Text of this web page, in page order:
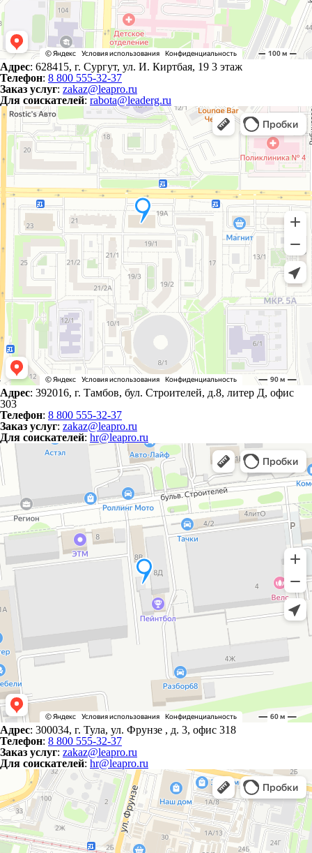
Адрес: 628415, г. Сургут, ул. И. Киртбая, 19 3 этаж
Телефон: 8 800 555-32-37
Заказ услуг: zakaz@leapro.ru
Для соискателей: rabota@leaderg.ru
Адрес: 392016, г. Тамбов, бул. Строителей, д.8, литер Д, офис
303
Телефон: 8 800 555-32-37
Заказ услуг: zakaz@leapro.ru
Для соискателей: hr@leapro.ru
Адрес: 300034, г. Тула, ул. Фрунзе , д. 3, офис 318
Телефон: 8 800 555-32-37
Заказ услуг: zakaz@leapro.ru
Для соискателей: hr@leapro.ru